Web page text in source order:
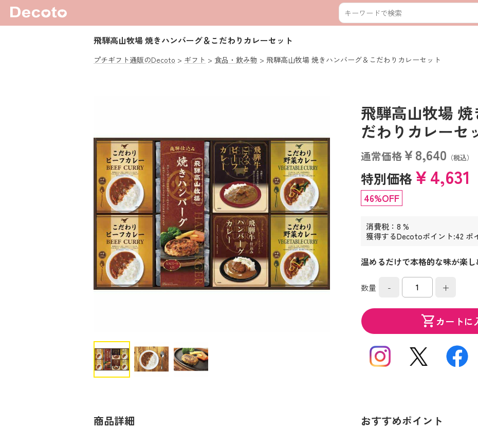
飛騨高山牧場 焼きハンバーグ＆こだわりカレーセット
プチギフト通販のDecoto ギフト 食品・飲み物 飛騨高山牧場 焼きハンバーグ＆こだわりカレーセット
飛騨高山牧場
だわりカレーセ
通常価格￥8,640 （税込）
特別価格￥4,631
46%OFF
消費税：8 %
獲得するDecotoポイント:42 ポ
温めるだけで本格的な味が楽
数量 - +
shopping_cartカートに
商品詳細 おすすめポイント